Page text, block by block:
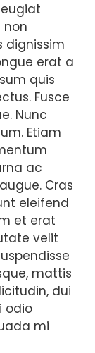
non
dignissim
erat a
quis
Fusce
Nunc
Etiam
ac
Cras
eleifend
et erat
velit
mattis
dui
odio
mi